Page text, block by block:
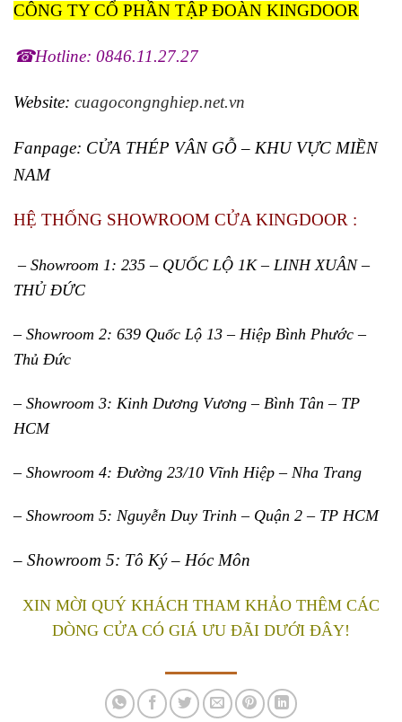
CÔNG TY CỔ PHẦN TẬP ĐOÀN KINGDOOR
☎Hotline: 0846.11.27.27
Website: cuagocongnghiep.net.vn
Fanpage: CỬA THÉP VÂN GỖ – KHU VỰC MIỀN
NAM
HỆ THỐNG SHOWROOM CỬA KINGDOOR :
– Showroom 1: 235 – QUỐC LỘ 1K – LINH XUÂN –
THỦ ĐỨC
– Showroom 2: 639 Quốc Lộ 13 – Hiệp Bình Phước –
Thủ Đức
– Showroom 3: Kinh Dương Vương – Bình Tân – TP
HCM
– Showroom 4: Đường 23/10 Vĩnh Hiệp – Nha Trang
– Showroom 5: Nguyễn Duy Trinh – Quận 2 – TP HCM
– Showroom 5: Tô Ký – Hóc Môn
XIN MỜI QUÝ KHÁCH THAM KHẢO THÊM CÁC
DÒNG CỬA CÓ GIÁ ƯU ĐÃI DƯỚI ĐÂY!